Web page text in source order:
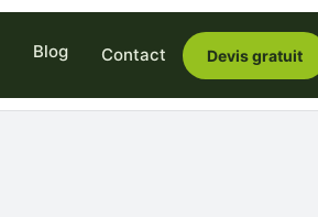
Blog Contact Devis gratuit